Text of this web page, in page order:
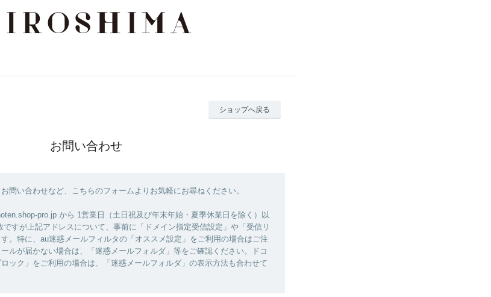
ショップへ戻る
お問い合わせ
問い合わせなど、こちらのフォームよりお気軽にお尋ねください。
pro.jp から 1営業日（土日祝及び年末年始・夏季休業日を除く）以
すが上記アドレスについて、事前に「ドメイン指定受信設定」や「受信リ
。特に、au迷惑メールフィルタの「オススメ設定」をご利用の場合はご注
ルが届かない場合は、「迷惑メールフォルダ」等をご確認ください。ドコ
ック」をご利用の場合は、「迷惑メールフォルダ」の表示方法も合わせて